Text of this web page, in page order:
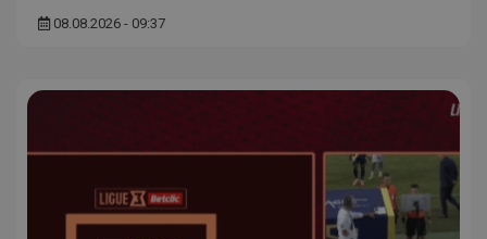
08.08.2026 - 09:37